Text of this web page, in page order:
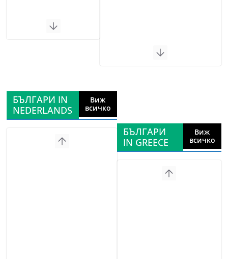
БЪЛГАРИ IN
NEDERLANDS
Виж
всичко
БЪЛГАРИ
IN GREECE
Виж
всичко